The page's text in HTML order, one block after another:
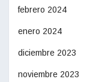
febrero 2024
enero 2024
diciembre 2023
noviembre 2023